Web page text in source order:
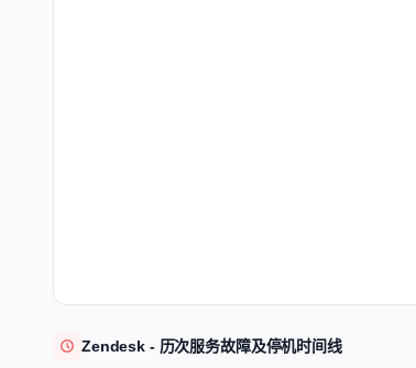
Zendesk - 历次服务故障及停机时间线